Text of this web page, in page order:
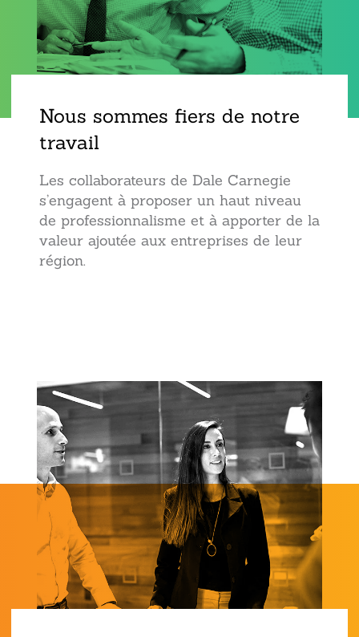
Nous sommes fiers de notre
travail
Les collaborateurs de Dale Carnegie
s’engagent à proposer un haut niveau
de professionnalisme et à apporter de la
valeur ajoutée aux entreprises de leur
région.